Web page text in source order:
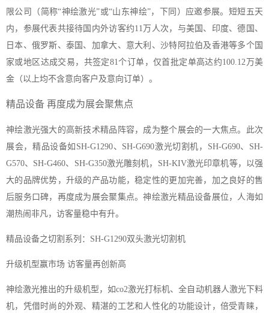
限公司（简称“神绘激光”或“山东神绘”，下同）应邀参展。短短五天
内，参展代表共接待国内外访客约11万人次，与美国、印度、德国、
日本、俄罗斯、泰国、加拿大、意大利、沙特阿拉伯及香港等多个国
家或地区达成交易，共签定81个订单，仅首批定单高达约100.12万美
金（以上均不含意向客户及意向订单）。
精品设备 再度成为展会聚焦点
神绘激光强大的高新技术精品阵容，成为整个展会的一大焦点。此次
展会，精品设备如SH-G1290、SH-G690激光切割机，SH-G690、SH-
G570、SH-G460、SH-G350激光雕刻机，SH-KIV激光印章机等，以强
大的品牌优势，升级的产品功能，稳定性的更加完善，加之良好的售
后服务口碑，再度成为展会聚集点。神绘激光精品设备展位，人海如
潮热闹非凡，访客量稳中有升。
精品设备之切割系列：SH-G1290双头激光切割机
升级机型赢市场 访客量再创新高
神绘激光推出的升级机型，如co2激光打标机、全自动机器人激光下料
机，凭借时尚的外观、精湛的工艺和人性化的功能设计，倍受青睐，